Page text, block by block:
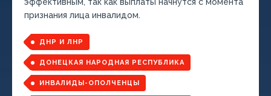
признания лица инвалидом.
ДНР И ЛНР
ДОНЕЦКАЯ НАРОДНАЯ РЕСПУБЛИКА
ИНВАЛИДЫ-ОПОЛЧЕНЦЫ